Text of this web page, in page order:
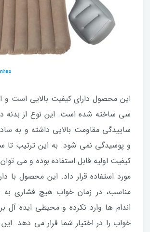
این محصول دارای کیفیت بالایی است
سی ساخته شده است. این نوع از بدنه
ساییدگی مقاومت بالایی داشته و به
و پوسیدگی نمی شود. به این ترتیب تا
کیفیت اولیه قابل استفاده بوده و می
مورد استفاده قرار داد. این محصول با
مناسب، در زمان خواب هیچ فشاری به
اندام ها وارد نکرده و محیطی ایده آل
خواب را در اختیار شما قرار می دهد.